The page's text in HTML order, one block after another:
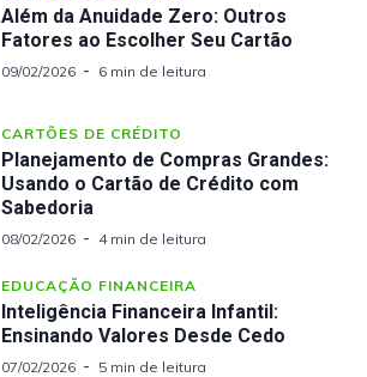
Além da Anuidade Zero: Outros
Fatores ao Escolher Seu Cartão
09/02/2026 6 min de leitura
CARTÕES DE CRÉDITO
Planejamento de Compras Grandes:
Usando o Cartão de Crédito com
Sabedoria
08/02/2026 4 min de leitura
EDUCAÇÃO FINANCEIRA
Inteligência Financeira Infantil:
Ensinando Valores Desde Cedo
07/02/2026 5 min de leitura